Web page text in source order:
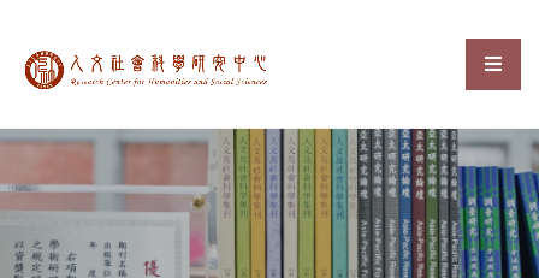
中央研究院人文社會科選
:::